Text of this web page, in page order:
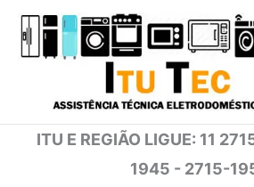
para
ITU E REGIÃO LIGUE: 11
1945 - 2715-